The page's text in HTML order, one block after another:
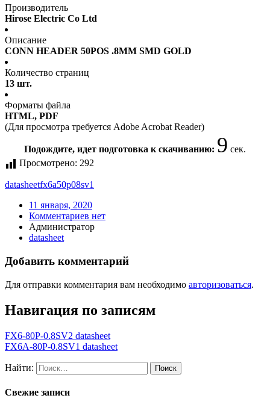
Производитель
Hirose Electric Co Ltd
Описание
CONN HEADER 50POS .8MM SMD GOLD
Количество страниц
13 шт.
Форматы файла
HTML, PDF
(Для просмотра требуется Adobe Acrobat Reader)
Подождите, идет подготовка к скачиванию: 9 сек.
Просмотрено: 292
datasheetfx6a50p08sv1
11 января, 2020
Комментариев нет
Администратор
datasheet
Добавить комментарий
Для отправки комментария вам необходимо авторизоваться.
Навигация по записям
FX6-80P-0.8SV2 datasheet
FX6A-80P-0.8SV1 datasheet
Найти:
Свежие записи